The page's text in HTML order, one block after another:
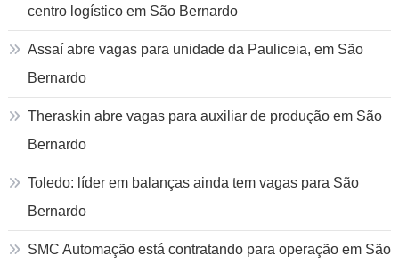
centro logístico em São Bernardo
Assaí abre vagas para unidade da Pauliceia, em São
Bernardo
Theraskin abre vagas para auxiliar de produção em São
Bernardo
Toledo: líder em balanças ainda tem vagas para São
Bernardo
SMC Automação está contratando para operação em São